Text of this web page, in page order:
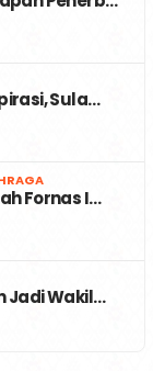
Sula…
Fornas I…
Jadi Wakil…